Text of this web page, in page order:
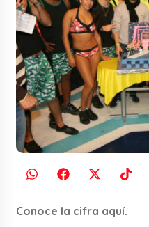
Conoce la cifra aquí.